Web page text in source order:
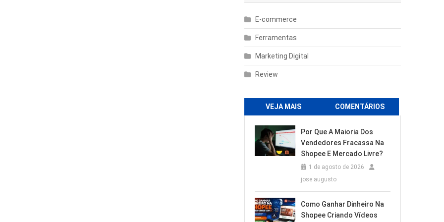
E-commerce
Ferramentas
Marketing Digital
Review
VEJA MAIS COMENTÁRIOS
Por Que A Maioria Dos
Vendedores Fracassa Na
Shopee E Mercado Livre?
1 de agosto de 2026
jose augusto
Como Ganhar Dinheiro Na
Shopee Criando Vídeos